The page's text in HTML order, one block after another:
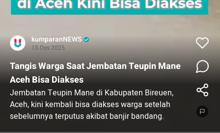
kumparanNEWS
15 Des 2025
Tangis Warga Saat Jembatan Teupin Mane
Aceh Bisa Diakses
Jembatan Teupin Mane di Kabupaten Bireuen,
Aceh, kini kembali bisa diakses warga setelah
sebelumnya terputus akibat banjir bandang.